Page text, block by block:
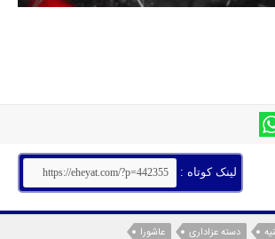
لینک کوتاه :
دسته عزاداری عاشورا